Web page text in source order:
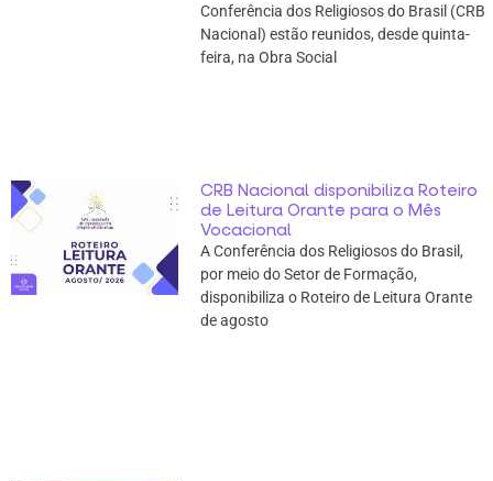
Conferência dos Religiosos do Brasil (CRB
Nacional) estão reunidos, desde quinta-
feira, na Obra Social
CRB Nacional disponibiliza Roteiro
de Leitura Orante para o Mês
Vocacional
A Conferência dos Religiosos do Brasil,
por meio do Setor de Formação,
disponibiliza o Roteiro de Leitura Orante
de agosto